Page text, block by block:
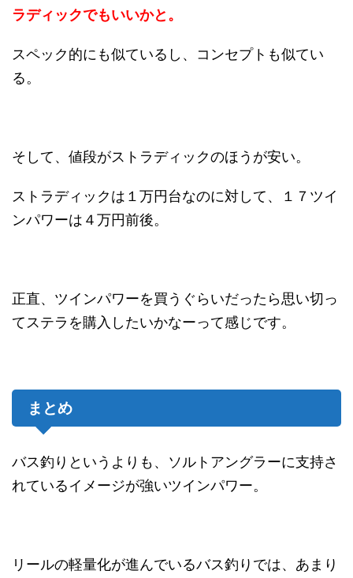
ラディックでもいいかと。
スペック的にも似ているし、コンセプトも似てい
る。
そして、値段がストラディックのほうが安い。
ストラディックは１万円台なのに対して、１７ツイ
ンパワーは４万円前後。
正直、ツインパワーを買うぐらいだったら思い切っ
てステラを購入したいかなーって感じです。
まとめ
バス釣りというよりも、ソルトアングラーに支持さ
れているイメージが強いツインパワー。
リールの軽量化が進んでいるバス釣りでは、あまり